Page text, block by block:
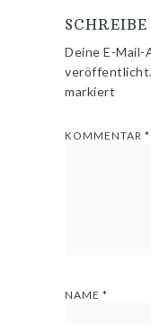
Deine E-
veröffentlicht.
markiert
KOMMENTAR*
NAME*